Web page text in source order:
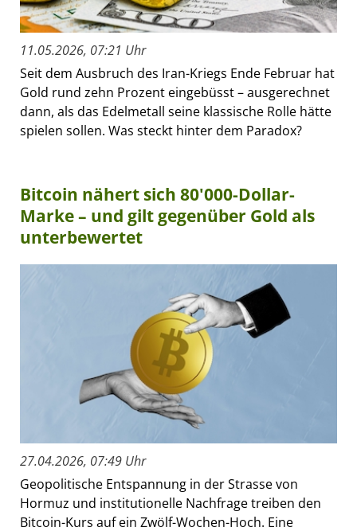
11.05.2026, 07:21 Uhr
Seit dem Ausbruch des Iran-Kriegs Ende Februar hat
Gold rund zehn Prozent eingebüsst – ausgerechnet
dann, als das Edelmetall seine klassische Rolle hätte
spielen sollen. Was steckt hinter dem Paradox?
Bitcoin nähert sich 80'000-Dollar-
Marke – und gilt gegenüber Gold als
unterbewertet
27.04.2026, 07:49 Uhr
Geopolitische Entspannung in der Strasse von
Hormuz und institutionelle Nachfrage treiben den
Bitcoin-Kurs auf ein Zwölf-Wochen-Hoch. Eine